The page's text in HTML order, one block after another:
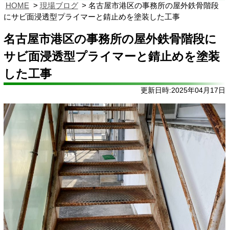
HOME 現場ブログ
名古屋市港区の事務所の屋外鉄骨階段
にサビ面浸透型プライマーと錆止めを塗装した工事
名古屋市港区の事務所の屋外鉄骨階段に
サビ面浸透型プライマーと錆止めを塗装
した工事
更新日時:2025年04月17日